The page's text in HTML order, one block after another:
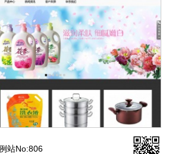
站No:806